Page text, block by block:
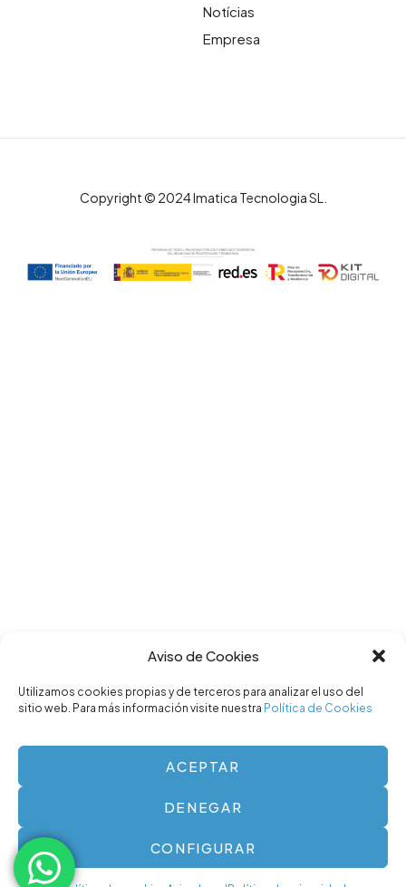
Aviso de Cookies
Utilizamos cookies propias y de terceros para analizar el uso del
sitio web. Para más información visite nuestra Política de Cookies
ACEPTAR
DENEGAR
CONFIGURAR
Notícias
Empresa
Copyright © 2024 Imatica Tecnologia SL.